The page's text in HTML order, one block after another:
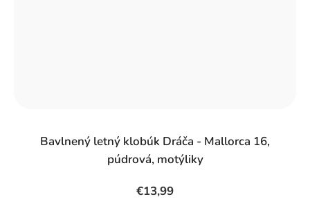
Bavlnený letný klobúk Dráča - Mallorca 16,
púdrová, motýliky
€13,99